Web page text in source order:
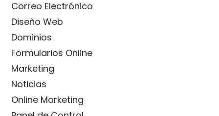
Correo Electrónico
Diseño Web
Dominios
Formularios Online
Marketing
Noticias
Online Marketing